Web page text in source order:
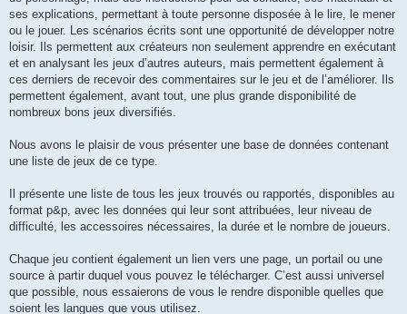
ses explications, permettant à toute personne disposée à le lire, le mener
ou le jouer. Les scénarios écrits sont une opportunité de développer notre
loisir. Ils permettent aux créateurs non seulement apprendre en exécutant
et en analysant les jeux d’autres auteurs, mais permettent également à
ces derniers de recevoir des commentaires sur le jeu et de l’améliorer. Ils
permettent également, avant tout, une plus grande disponibilité de
nombreux bons jeux diversifiés.
Nous avons le plaisir de vous présenter une base de données contenant
une liste de jeux de ce type.
Il présente une liste de tous les jeux trouvés ou rapportés, disponibles au
format p&p, avec les données qui leur sont attribuées, leur niveau de
difficulté, les accessoires nécessaires, la durée et le nombre de joueurs.
Chaque jeu contient également un lien vers une page, un portail ou une
source à partir duquel vous pouvez le télécharger. C’est aussi universel
que possible, nous essaierons de vous le rendre disponible quelles que
soient les langues que vous utilisez.